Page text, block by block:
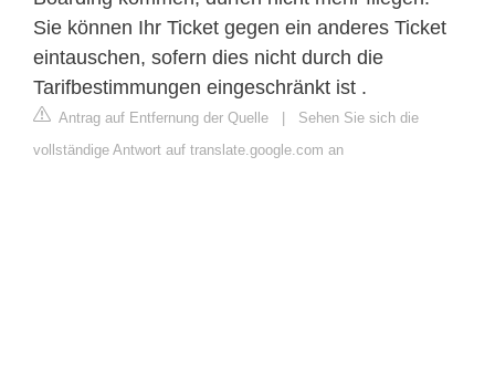
Sie können Ihr Ticket gegen ein anderes Ticket
eintauschen, sofern dies nicht durch die
Tarifbestimmungen eingeschränkt ist .
Antrag auf Entfernung der Quelle
Sehen Sie sich die
vollständige Antwort auf translate.google.com an